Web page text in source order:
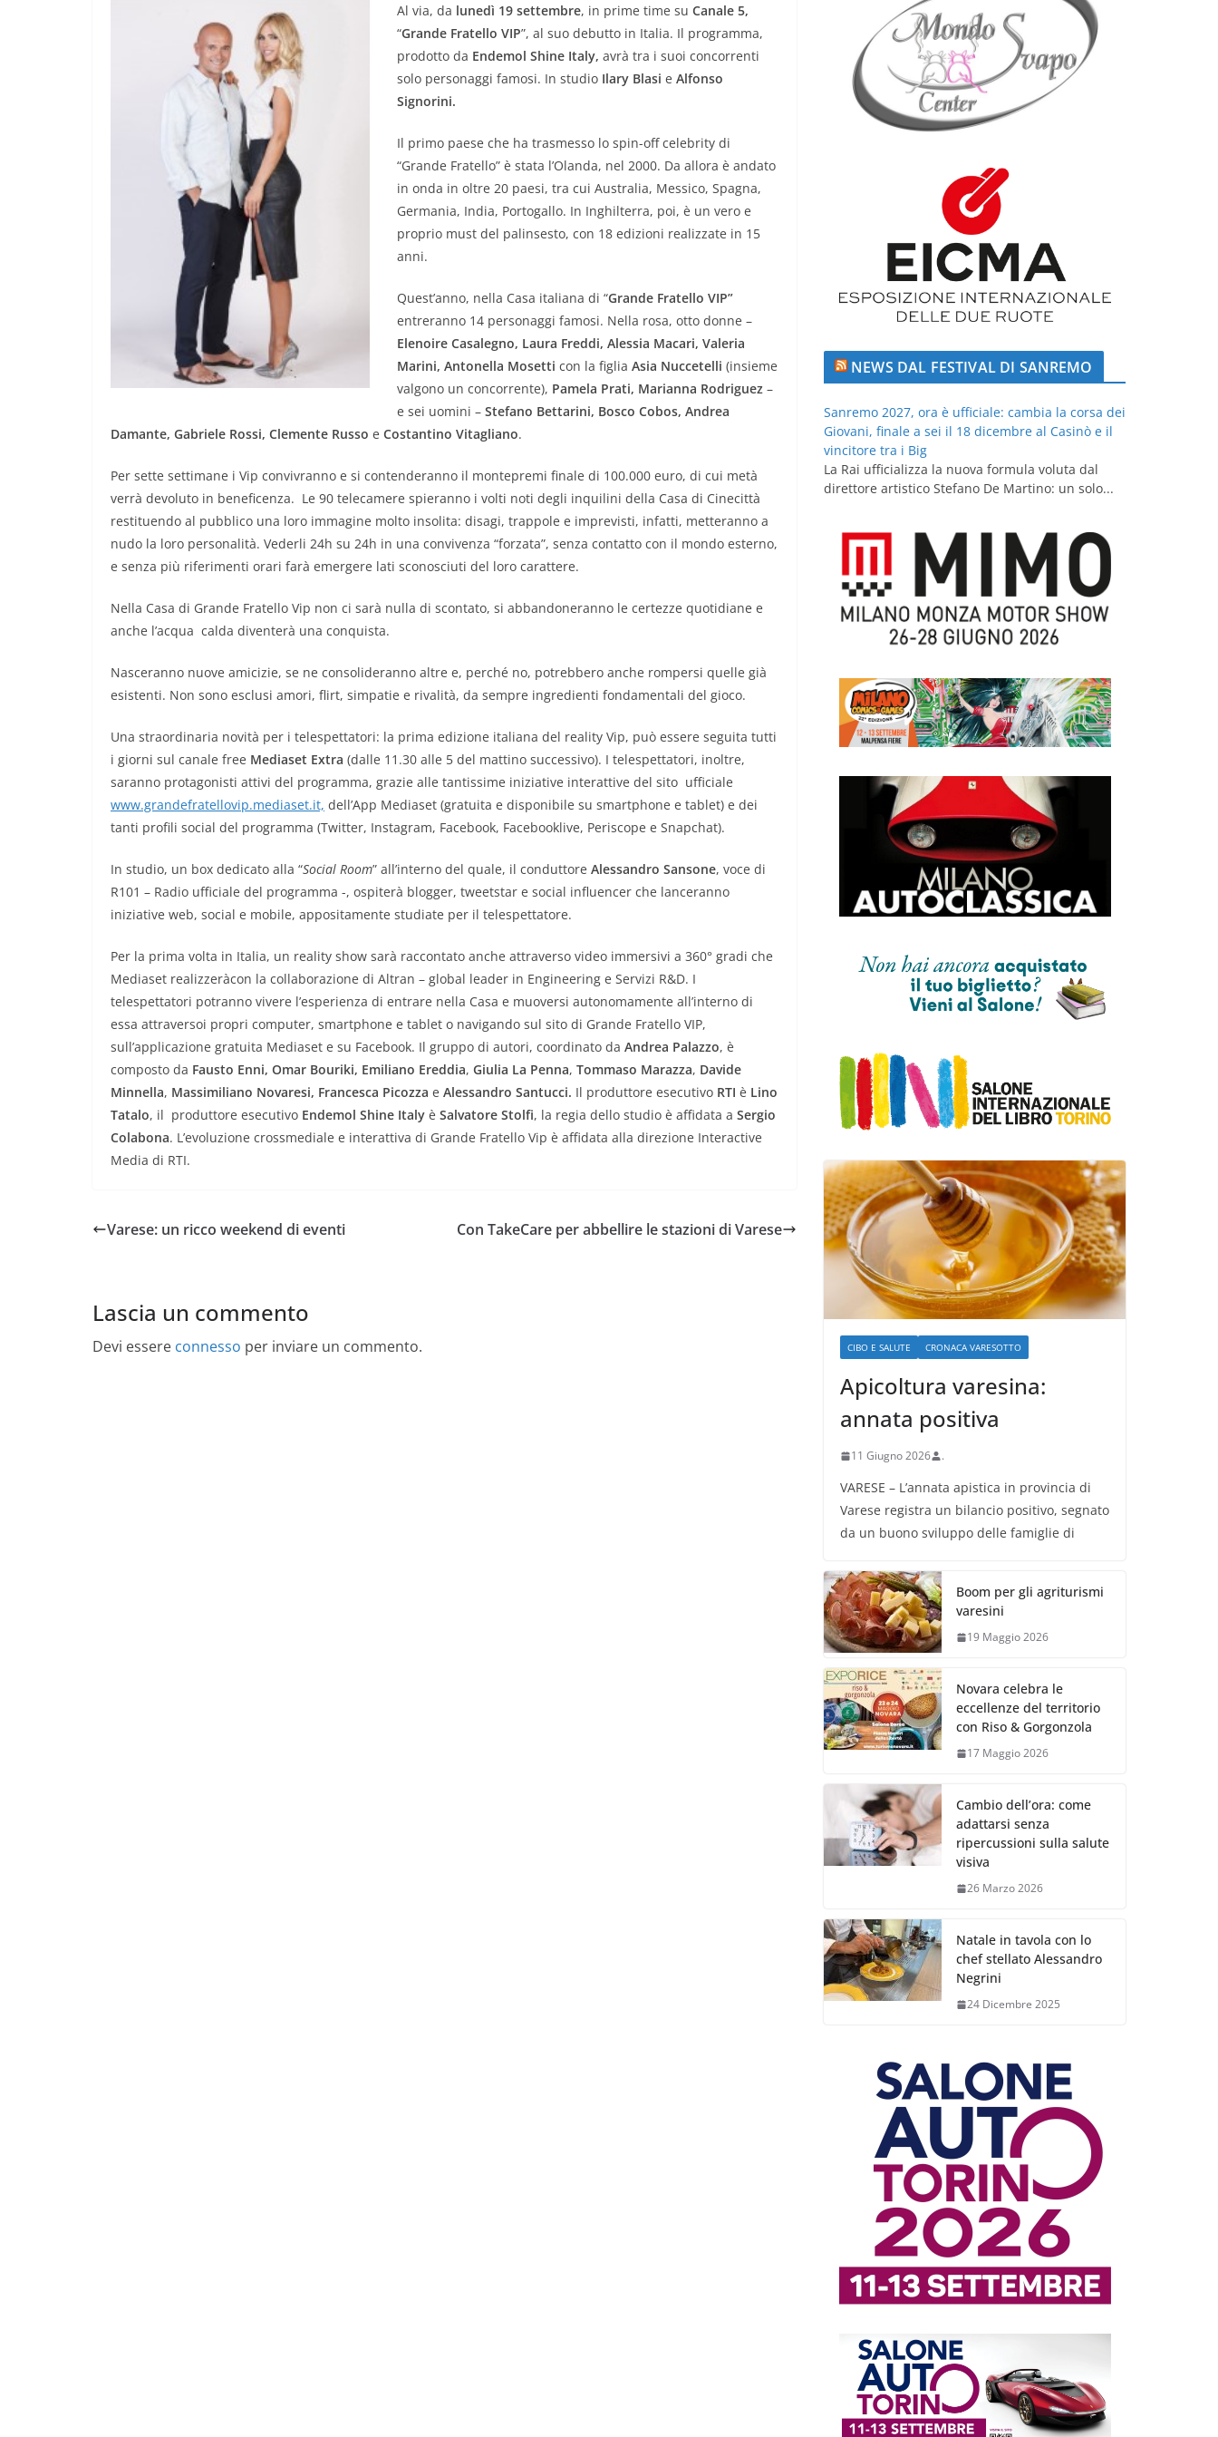
Al via, da lunedì 19 settembre, in prime time su Canale 5,
“Grande Fratello VIP”, al suo debutto in Italia. Il programma,
prodotto da Endemol Shine Italy, avrà tra i suoi concorrenti
solo personaggi famosi. In studio Ilary Blasi e Alfonso
Signorini.
Il primo paese che ha trasmesso lo spin-off celebrity di
“Grande Fratello” è stata l’Olanda, nel 2000. Da allora è andato
in onda in oltre 20 paesi, tra cui Australia, Messico, Spagna,
Germania, India, Portogallo. In Inghilterra, poi, è un vero e
proprio must del palinsesto, con 18 edizioni realizzate in 15
anni.
Quest’anno, nella Casa italiana di “Grande Fratello VIP”
entreranno 14 personaggi famosi. Nella rosa, otto donne –
Elenoire Casalegno, Laura Freddi, Alessia Macari, Valeria
Marini, Antonella Mosetti con la figlia Asia Nuccetelli (insieme
valgono un concorrente), Pamela Prati, Marianna Rodriguez –
e sei uomini – Stefano Bettarini, Bosco Cobos, Andrea
Damante, Gabriele Rossi, Clemente Russo e Costantino Vitagliano.
Per sette settimane i Vip convivranno e si contenderanno il montepremi finale di 100.000 euro, di cui metà
verrà devoluto in beneficenza. Le 90 telecamere spieranno i volti noti degli inquilini della Casa di Cinecittà
restituendo al pubblico una loro immagine molto insolita: disagi, trappole e imprevisti, infatti, metteranno a
nudo la loro personalità. Vederli 24h su 24h in una convivenza “forzata”, senza contatto con il mondo esterno,
e senza più riferimenti orari farà emergere lati sconosciuti del loro carattere.
Nella Casa di Grande Fratello Vip non ci sarà nulla di scontato, si abbandoneranno le certezze quotidiane e
anche l’acqua calda diventerà una conquista.
Nasceranno nuove amicizie, se ne consolideranno altre e, perché no, potrebbero anche rompersi quelle già
esistenti. Non sono esclusi amori, flirt, simpatie e rivalità, da sempre ingredienti fondamentali del gioco.
Una straordinaria novità per i telespettatori: la prima edizione italiana del reality Vip, può essere seguita tutti
i giorni sul canale free Mediaset Extra (dalle 11.30 alle 5 del mattino successivo). I telespettatori, inoltre,
saranno protagonisti attivi del programma, grazie alle tantissime iniziative interattive del sito ufficiale
www.grandefratellovip.mediaset.it, dell’App Mediaset (gratuita e disponibile su smartphone e tablet) e dei
tanti profili social del programma (Twitter, Instagram, Facebook, Facebooklive, Periscope e Snapchat).
In studio, un box dedicato alla “Social Room” all’interno del quale, il conduttore Alessandro Sansone, voce di
R101 – Radio ufficiale del programma -, ospiterà blogger, tweetstar e social influencer che lanceranno
iniziative web, social e mobile, appositamente studiate per il telespettatore.
Per la prima volta in Italia, un reality show sarà raccontato anche attraverso video immersivi a 360° gradi che
Mediaset realizzeràcon la collaborazione di Altran – global leader in Engineering e Servizi R&D. I
telespettatori potranno vivere l’esperienza di entrare nella Casa e muoversi autonomamente all’interno di
essa attraversoi propri computer, smartphone e tablet o navigando sul sito di Grande Fratello VIP,
sull’applicazione gratuita Mediaset e su Facebook. Il gruppo di autori, coordinato da Andrea Palazzo, è
composto da Fausto Enni, Omar Bouriki, Emiliano Ereddia, Giulia La Penna, Tommaso Marazza, Davide
Minnella, Massimiliano Novaresi, Francesca Picozza e Alessandro Santucci. Il produttore esecutivo RTI è Lino
Tatalo, il produttore esecutivo Endemol Shine Italy è Salvatore Stolfi, la regia dello studio è affidata a Sergio
Colabona. L’evoluzione crossmediale e interattiva di Grande Fratello Vip è affidata alla direzione Interactive
Media di RTI.
Varese: un ricco weekend di eventi Con TakeCare per abbellire le stazioni di Varese
Lascia un commento
Devi essere connesso per inviare un commento.
NEWS DAL FESTIVAL DI SANREMO
Sanremo 2027, ora è ufficiale: cambia la corsa dei
Giovani, finale a sei il 18 dicembre al Casinò e il
vincitore tra i Big
La Rai ufficializza la nuova formula voluta dal
direttore artistico Stefano De Martino: un solo...
CIBO E SALUTE CRONACA VARESOTTO
Apicoltura varesina:
annata positiva
11 Giugno 2026 .
VARESE – L’annata apistica in provincia di
Varese registra un bilancio positivo, segnato
da un buono sviluppo delle famiglie di
Boom per gli agriturismi
varesini
19 Maggio 2026
Novara celebra le
eccellenze del territorio
con Riso & Gorgonzola
17 Maggio 2026
Cambio dell’ora: come
adattarsi senza
ripercussioni sulla salute
visiva
26 Marzo 2026
Natale in tavola con lo
chef stellato Alessandro
Negrini
24 Dicembre 2025